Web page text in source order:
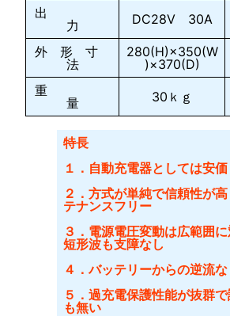
出
力
DC28V 30A
外 形 寸
法
280(H)×350(W
)×370(D)
重
量
30ｋｇ
特長
１．自動充電器としては安価
２．方式が単純で信頼性が
テナンスフリー
３．電源電圧変動は広範囲
短形波も支障なし
４．バッテリーからの逆流な
５．過充電保護性能が抜群
も無い